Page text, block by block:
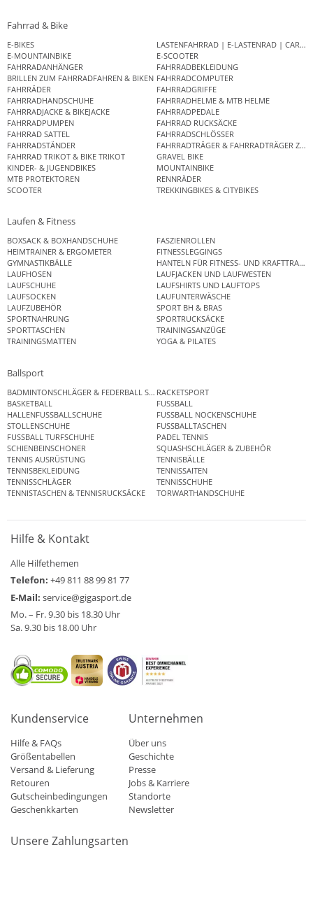
Fahrrad & Bike
E-BIKES
LASTENFAHRRAD | E-LASTENRAD |
E-MOUNTAINBIKE
E-SCOOTER
FAHRRADANHÄNGER
FAHRRADBEKLEIDUNG
BRILLEN ZUM FAHRRADFAHREN & BIKEN FAHRRADCOMPUTER
FAHRRÄDER
FAHRRADGRIFFE
FAHRRADHANDSCHUHE
FAHRRADHELME & MTB HELME
FAHRRADJACKE & BIKEJACKE
FAHRRADPEDALE
FAHRRADPUMPEN
FAHRRAD RUCKSÄCKE
FAHRRAD SATTEL
FAHRRADSCHLÖSSER
FAHRRADSTÄNDER
FAHRRADTRÄGER & FAHRRADTRÄGER
FAHRRAD TRIKOT & BIKE TRIKOT
GRAVEL BIKE
KINDER- & JUGENDBIKES
MOUNTAINBIKE
MTB PROTEKTOREN
RENNRÄDER
SCOOTER
TREKKINGBIKES & CITYBIKES
Laufen & Fitness
BOXSACK & BOXHANDSCHUHE
FASZIENROLLEN
HEIMTRAINER & ERGOMETER
FITNESSLEGGINGS
GYMNASTIKBÄLLE
HANTELN FÜR FITNESS- UND
LAUFHOSEN
LAUFJACKEN UND LAUFWESTEN
LAUFSCHUHE
LAUFSHIRTS UND LAUFTOPS
LAUFSOCKEN
LAUFUNTERWÄSCHE
LAUFZUBEHÖR
SPORT BH & BRAS
SPORTNAHRUNG
SPORTRUCKSÄCKE
SPORTTASCHEN
TRAININGSANZÜGE
TRAININGSMATTEN
YOGA & PILATES
Ballsport
BADMINTONSCHLÄGER & FEDERBALL SETSRACKETSPORT
BASKETBALL
FUSSBALL
HALLENFUSSBALLSCHUHE
FUSSBALL NOCKENSCHUHE
STOLLENSCHUHE
FUSSBALLTASCHEN
FUSSBALL TURFSCHUHE
PADEL TENNIS
SCHIENBEINSCHONER
SQUASHSCHLÄGER & ZUBEHÖR
TENNIS AUSRÜSTUNG
TENNISBÄLLE
TENNISBEKLEIDUNG
TENNISSAITEN
TENNISSCHLÄGER
TENNISSCHUHE
TENNISTASCHEN & TENNISRUCKSÄCKE
TORWARTHANDSCHUHE
Hilfe & Kontakt
Alle Hilfethemen
Telefon: +49 811 88 99 81 77
E-Mail: service@gigasport.de
Mo. – Fr. 9.30 bis 18.30 Uhr
Sa. 9.30 bis 18.00 Uhr
Kundenservice
Hilfe & FAQs
Größentabellen
Versand & Lieferung
Retouren
Gutscheinbedingungen
Geschenkkarten
Unternehmen
Über uns
Geschichte
Presse
Jobs & Karriere
Standorte
Newsletter
Unsere Zahlungsarten